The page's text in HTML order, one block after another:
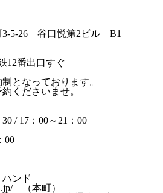
3-5-26 谷口悦第2ビル B1
12番出口すぐ
となっております。
くださいませ。
/ 17：00～21：00
ンド
（本町）